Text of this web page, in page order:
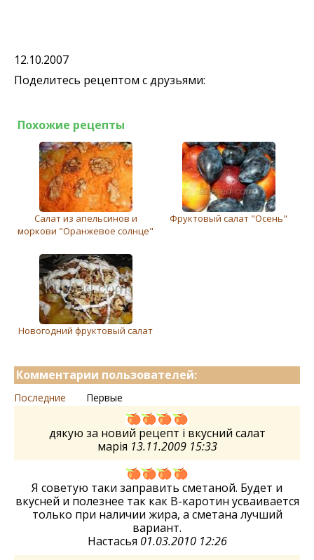
12.10.2007
Поделитесь рецептом с друзьями:
Похожие рецепты
Салат из апельсинов и
моркови "Оранжевое солнце"
Фруктовый салат "Осень"
Новогодний фруктовый салат
Комментарии пользователей:
Последние Первые
дякую за новий рецепт і вкусний салат
марія 13.11.2009 15:33
Я советую таки заправить сметаной. Будет и
вкусней и полезнее так как В-каротин усваивается
только при наличии жира, а сметана лучший
вариант.
Настасья 01.03.2010 12:26